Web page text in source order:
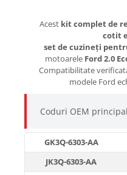
Acest kit complet de
cotit
set de cuzineți
motoarele Ford 2.0
Compatibilitate
modele Ford
Coduri OEM
GK3Q-6303-AA
JK3Q-6303-AA